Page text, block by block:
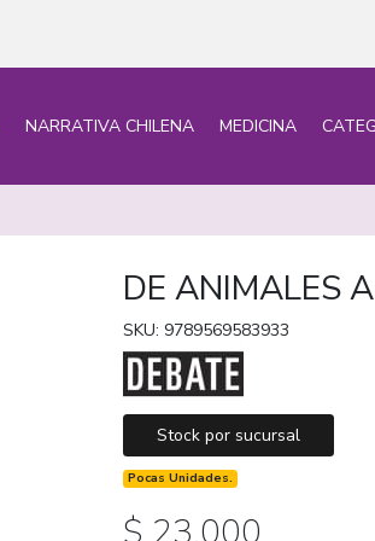
NARRATIVA CHILENA MEDICINA
DE ANIMALES
SKU: 9789569583933
Stock por sucursal
Pocas Unidades.